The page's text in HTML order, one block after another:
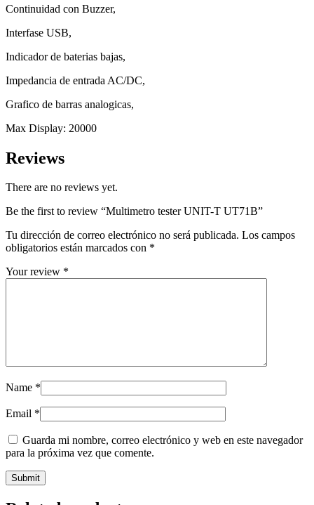
Continuidad con Buzzer,
Interfase USB,
Indicador de baterias bajas,
Impedancia de entrada AC/DC,
Grafico de barras analogicas,
Max Display: 20000
Reviews
There are no reviews yet.
Be the first to review “Multimetro tester UNIT-T UT71B”
Tu dirección de correo electrónico no será publicada. Los campos
obligatorios están marcados con *
Your review *
Name *
Email *
Guarda mi nombre, correo electrónico y web en este navegador
para la próxima vez que comente.